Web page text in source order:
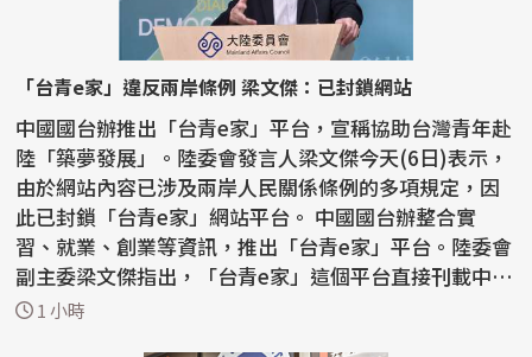
「台青e家」違反兩岸條例 梁文傑：已封鎖網站
中國國台辦推出「台青e家」平台，宣稱協助台灣青年赴
陸「築夢發展」。陸委會發言人梁文傑今天(6日)表示，
由於網站內容已涉及兩岸人民關係條例的多項規定，因
此已封鎖「台青e家」網站平台。 中國國台辦整合實
習、就業、創業等資訊，推出「台青e家」平台。陸委會
副主委梁文傑指出，「台青e家」這個平台直接刊載中國
大陸...
1 小時